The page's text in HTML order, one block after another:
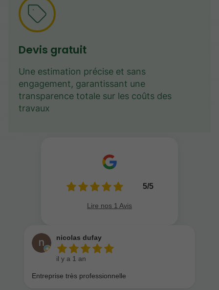
Devis gratuit
Une estimation précise et sans
engagement, garantissant une
transparence totale sur les coûts des
travaux